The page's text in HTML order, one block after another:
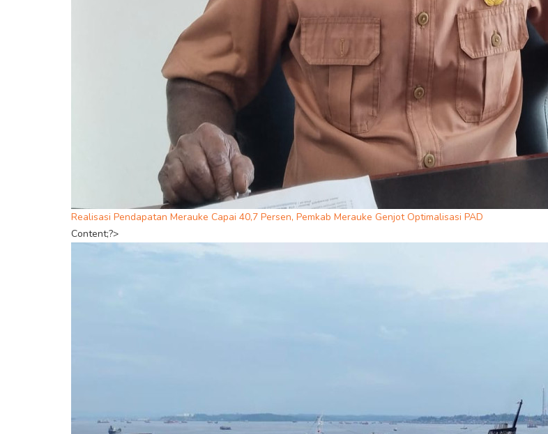
Realisasi Pendapatan Merauke Capai 40,7 Persen, Pemkab Merauke Genjot Optimalisasi PAD
Content;?>